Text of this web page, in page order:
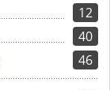
12
40
46